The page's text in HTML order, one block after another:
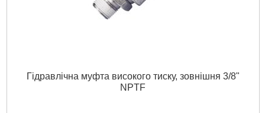
Гідравлічна муфта високого тиску, зовнішня 3/8"
NPTF